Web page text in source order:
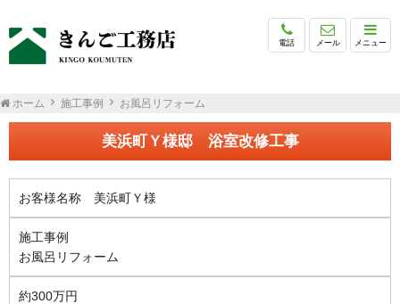
電話 メール メニュー
ホーム 施工事例 お風呂リフォーム
美浜町Ｙ様邸 浴室改修工事
お客様名称 美浜町Ｙ様
施工事例
お風呂リフォーム
約300万円